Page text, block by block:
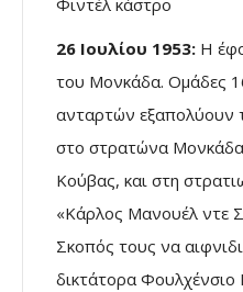
Φιντέλ κάστρο
26 Ιουλίου 1953: Η
του Μονκάδα. Ομάδες
ανταρτών εξαπολύουν
στο στρατώνα
Κούβας, και στη
«Κάρλος Μανουέλ ντε
Σκοπός τους να
δικτάτορα Φουλχένσιο